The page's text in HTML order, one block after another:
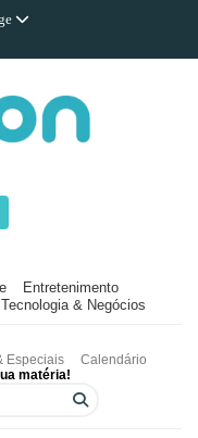
Entretenimento
Tecnologia & Negócios
Especiais
Calendário
matéria!